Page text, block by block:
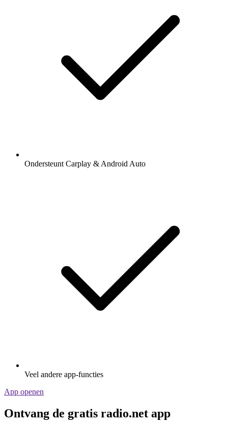
Ondersteunt Carplay & Android Auto
Veel andere app-functies
App openen
Ontvang de gratis radio.net app